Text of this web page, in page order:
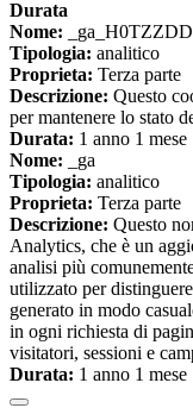
Durata
Nome:
Tipologia: analitico
Proprieta: Terza parte
Descrizione: Questo
per mantenere lo stato
Durata: 1 anno 1 mese
Nome: _ga
Tipologia: analitico
Proprieta: Terza parte
Descrizione: Questo
Analytics, che è un
analisi più
utilizzato per
generato in modo
in ogni richiesta di
visitatori, sessioni e
Durata: 1 anno 1 mese